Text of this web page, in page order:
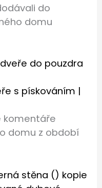
do
domu
s pískováním |
komentáře
domu z období